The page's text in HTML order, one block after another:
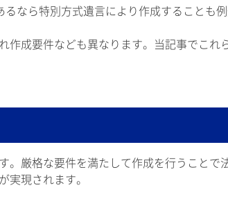
ら特別方式遺言により作成することも例
作成要件なども異なります。当記事でこれ
厳格な要件を満たして作成を行うことで
実現されます。